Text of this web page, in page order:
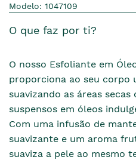
Modelo: 1047109
O que faz por ti?
O nosso Esfoliante em
proporciona ao seu corpo
suavizando as áreas
suspensos em óleos
Com uma infusão de
suavizante e um aroma
suaviza a pele ao mesmo